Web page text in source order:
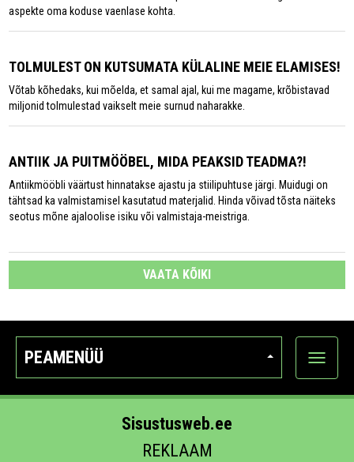
aspekte oma koduse vaenlase kohta.
TOLMULEST ON KUTSUMATA KÜLALINE MEIE ELAMISES!
Võtab kõhedaks, kui mõelda, et samal ajal, kui me magame, krõbistavad
miljonid tolmulestad vaikselt meie surnud naharakke.
ANTIIK JA PUITMÖÖBEL, MIDA PEAKSID TEADMA?!
Antiikmööbli väärtust hinnatakse ajastu ja stiilipuhtuse järgi. Muidugi on
tähtsad ka valmistamisel kasutatud materjalid. Hinda võivad tõsta näiteks
seotus mõne ajaloolise isiku või valmistaja-meistriga.
VAATA KÕIKI
PEAMENÜÜ
Ava
Sisustusweb.ee
REKLAAM